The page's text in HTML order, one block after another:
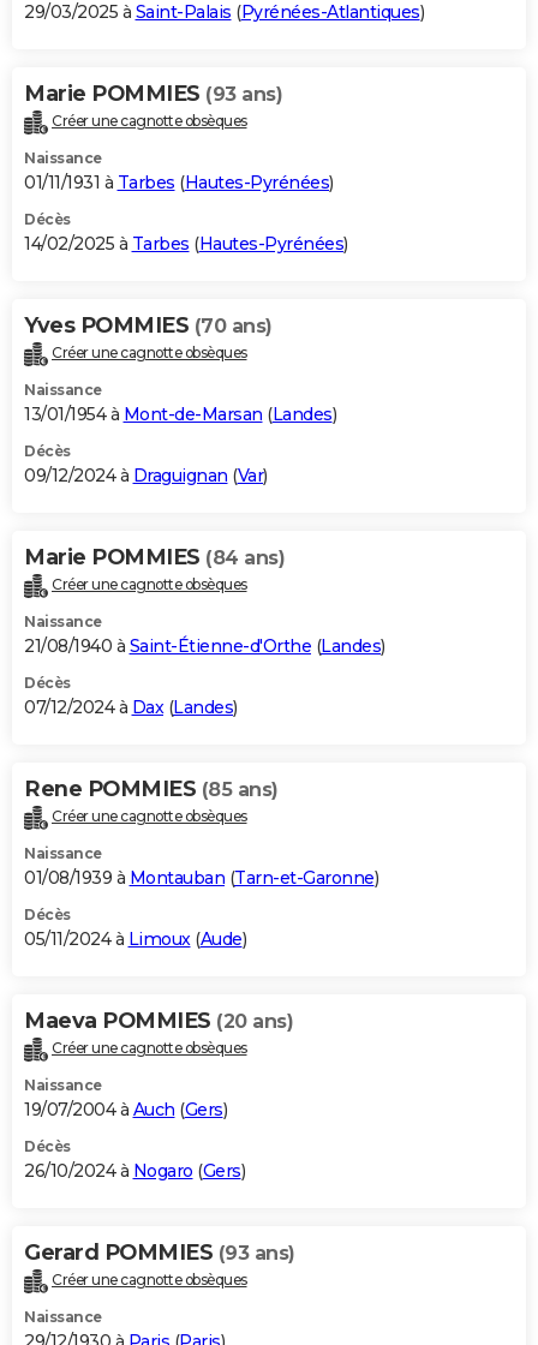
29/03/2025 à Saint-Palais (Pyrénées-Atlantiques)
Marie POMMIES (93 ans)
Créer une cagnotte obsèques
Naissance
01/11/1931 à Tarbes (Hautes-Pyrénées)
Décès
14/02/2025 à Tarbes (Hautes-Pyrénées)
Yves POMMIES (70 ans)
Créer une cagnotte obsèques
Naissance
13/01/1954 à Mont-de-Marsan (Landes)
Décès
09/12/2024 à Draguignan (Var)
Marie POMMIES (84 ans)
Créer une cagnotte obsèques
Naissance
21/08/1940 à Saint-Étienne-d'Orthe (Landes)
Décès
07/12/2024 à Dax(Landes)
Rene POMMIES (85 ans)
Créer une cagnotte obsèques
Naissance
01/08/1939 à Montauban (Tarn-et-Garonne)
Décès
05/11/2024 à Limoux(Aude)
Maeva POMMIES (20 ans)
Créer une cagnotte obsèques
Naissance
19/07/2004 à Auch (Gers)
Décès
26/10/2024 à Nogaro (Gers)
Gerard POMMIES (93 ans)
Créer une cagnotte obsèques
Naissance